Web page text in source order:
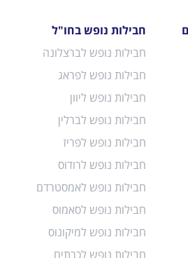
חבילות נופש בחו"ל
חבילות נופש לברצלונה
חבילות נופש לפראג
חבילות נופש ליוון
חבילות נופש לברלין
חבילות נופש לפריז
חבילות נופש לרודוס
חבילות נופש לאמסטרדם
חבילות נופש לסאמוס
חבילות נופש למיקונוס
חבילות נופש לכרתים